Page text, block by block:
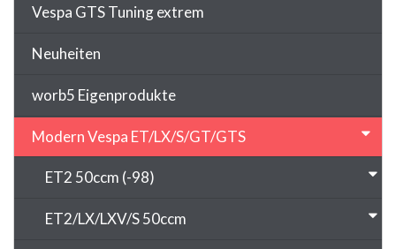
Vespa GTS Tuning extrem
Neuheiten
worb5 Eigenprodukte
Modern Vespa ET/LX/S/GT/GTS
ET2 50ccm (-98)
ET2/LX/LXV/S 50ccm